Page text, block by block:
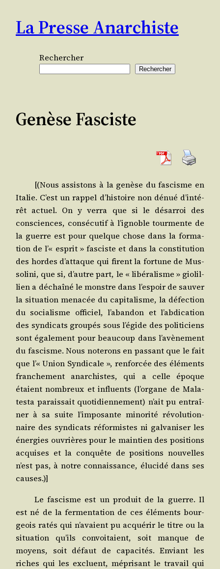
contenu
La Presse Anarchiste
Rechercher
Rechercher
Genèse Fasciste
[(Nous assis­tons à la genèse du fas­cisme en
Ita­lie. C’est un rap­pel d’his­toire non dénué d’in­té­
rêt actuel. On y ver­ra que si le désar­roi des
consciences, consé­cu­tif à l’i­gnoble tour­mente de
la guerre est pour quelque chose dans la for­ma­
tion de l’« esprit » fas­ciste et dans la consti­tu­tion
des hordes d’at­taque qui firent la for­tune de Mus­
so­li­ni, que si, d’autre part, le « libé­ra­lisme » gio­lil­
lien a déchaî­né le monstre dans l’es­poir de sau­ver
la situa­tion mena­cée du capi­ta­lisme, la défec­tion
du socia­lisme offi­ciel, l’a­ban­don et l’ab­di­ca­tion
des syn­di­cats grou­pés sous l’é­gide des poli­ti­ciens
sont éga­le­ment pour beau­coup dans l’a­vè­ne­ment
du fas­cisme. Nous note­rons en pas­sant que le fait
que l’« Union Syn­di­cale », ren­for­cée des élé­ments
fran­che­ment anar­chistes, qui a celle époque
étaient nom­breux et influents (l’or­gane de Mala­
tes­ta parais­sait quo­ti­dien­ne­ment) n’ait pu entraî­
ner à sa suite l’im­po­sante mino­ri­té révo­lu­tion­
naire des syn­di­cats réfor­mistes ni gal­va­ni­ser les
éner­gies ouvrières pour le main­tien des posi­tions
acquises et la conquête de posi­tions nou­velles
n’est pas, à notre connais­sance, élu­ci­dé dans ses
causes.)]
Le fas­cisme est un pro­duit de la guerre. Il
est né de la fer­men­ta­tion de ces élé­ments bour­
geois ratés qui n’avaient pu acqué­rir le titre ou la
situa­tion qu’ils convoi­taient, soit manque de
moyens, soit défaut de capa­ci­tés. Enviant les
riches qui les excluent, mépri­sant le tra­vail qui